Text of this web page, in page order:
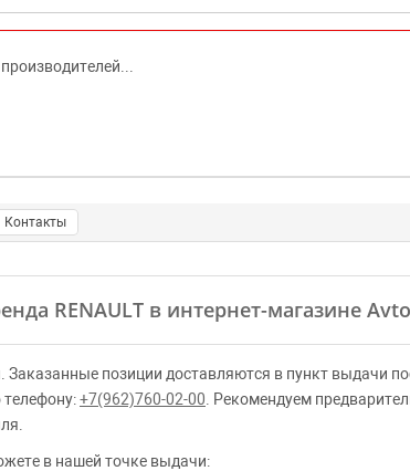
Контакты
RENAULT в интернет-магазине
позиции доставляются в пункт выдачи
+7(962)760-02-00 . Рекомендуем
в нашей точке выдачи: